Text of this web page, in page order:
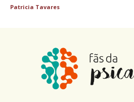
Patricia Tavares